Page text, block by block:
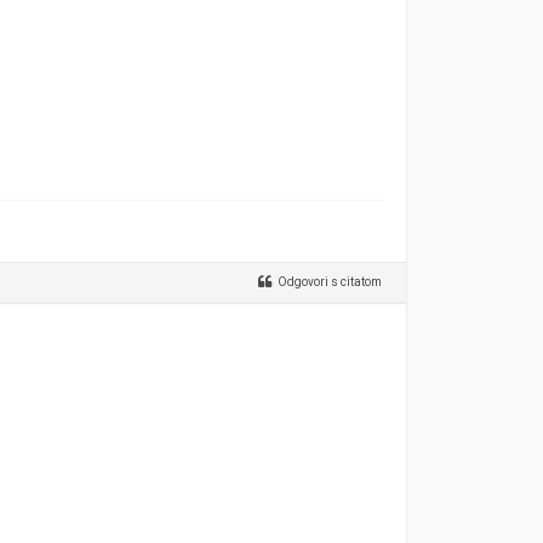
Odgovori s citatom